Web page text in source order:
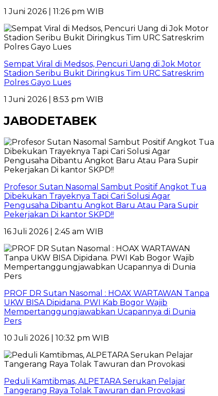
1 Juni 2026 | 11:26 pm WIB
Sempat Viral di Medsos, Pencuri Uang di Jok Motor
Stadion Seribu Bukit Diringkus Tim URC Satreskrim
Polres Gayo Lues
1 Juni 2026 | 8:53 pm WIB
JABODETABEK
Profesor Sutan Nasomal Sambut Positif Angkot Tua
Dibekukan Trayeknya Tapi Cari Solusi Agar
Pengusaha Dibantu Angkot Baru Atau Para Supir
Pekerjakan Di kantor SKPD!!
16 Juli 2026 | 2:45 am WIB
PROF DR Sutan Nasomal : HOAX WARTAWAN Tanpa
UKW BISA Dipidana. PWI Kab Bogor Wajib
Mempertanggungjawabkan Ucapannya di Dunia
Pers
10 Juli 2026 | 10:32 pm WIB
Peduli Kamtibmas, ALPETARA Serukan Pelajar
Tangerang Raya Tolak Tawuran dan Provokasi